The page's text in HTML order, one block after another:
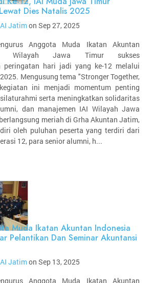
Dies Natalis 2025
Jatimon Sep 27, 2025
Anggota Muda Ikatan Akuntan
Wilayah Jawa Timur sukses
peringatan hari jadi yang ke-12 melalui
Mengusung tema "Stronger Together,
ini menjadi momentum penting
serta meningkatkan solidaritas
dan manajemen IAI Wilayah Jawa
meriah di Grha Akuntan Jatim,
oleh puluhan peserta yang terdiri dari
12, para senior alumni, h...
Muda Ikatan Akuntan Indonesia
Pelantikan Dan Seminar Akuntansi
Jatimon Sep 13, 2025
Anggota Muda Ikatan Akuntan